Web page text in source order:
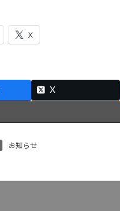
X
X
お知らせ